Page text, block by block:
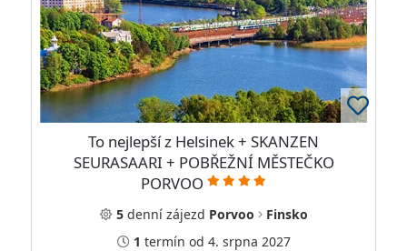
To nejlepší z Helsinek + SKANZEN
SEURASAARI + POBŘEŽNÍ MĚSTEČKO
PORVOO
5dennízájezd Porvoo
Finsko
1 termín od 4. srpna 2027